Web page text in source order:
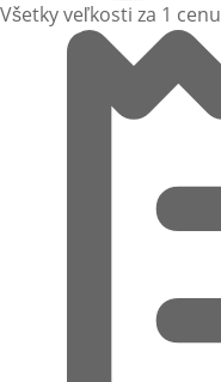
Všetky veľkosti za 1 cenu